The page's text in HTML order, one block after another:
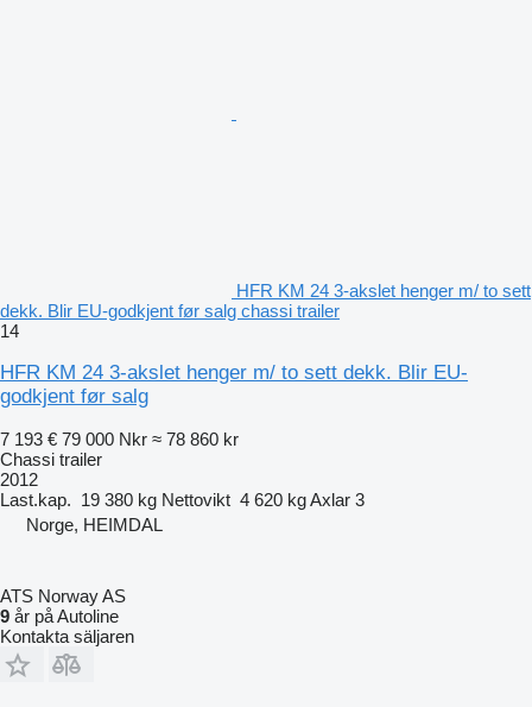
HFR KM 24 3-akslet henger m/ to sett
dekk. Blir EU-godkjent før salg chassi trailer
14
HFR KM 24 3-akslet henger m/ to sett dekk. Blir EU-
godkjent før salg
7 193 € 79 000 Nkr ≈ 78 860 kr
Chassi trailer
2012
Last.kap. 19 380 kg Nettovikt 4 620 kgAxlar 3
Norge, HEIMDAL
ATS Norway AS
9 år på Autoline
Kontakta säljaren